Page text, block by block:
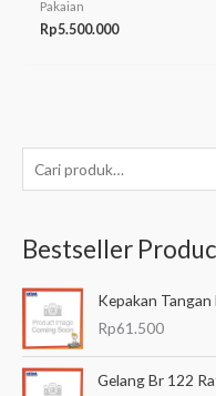
e
c
a
Bestseller
Kepakan Tangan
Rp61.500
Gelang Br 122
Pakaian
Rp5.500.000